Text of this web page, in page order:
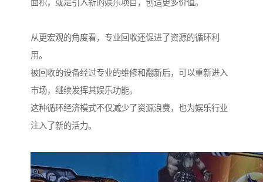
面积，或是引入新的娱乐项目，创造更多价值。
从更宏观的角度看，专业回收还促进了资源的循环利
用。
被回收的设备经过专业的维修和翻新后，可以重新进入
市场，继续发挥其娱乐功能。
这种循环经济模式不仅减少了资源浪费，也为娱乐行业
注入了新的活力。